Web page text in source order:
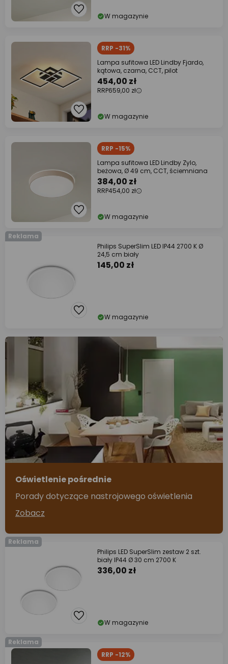
W magazynie
RRP -31%
Lampa sufitowa LED Lindby Fjardo,
kątowa, czarna, CCT, pilot
454,00 zł
RRP659,00 zł
W magazynie
RRP -15%
Lampa sufitowa LED Lindby Zylo,
beżowa, Ø 49 cm, CCT, ściemniana
384,00 zł
RRP454,00 zł
W magazynie
Reklama
Philips SuperSlim LED IP44 2700 K Ø
24,5 cm biały
145,00 zł
W magazynie
Oświetlenie pośrednie
Porady dotyczące nastrojowego oświetlenia
Zobacz
Reklama
Philips LED SuperSlim zestaw 2 szt.
biały IP44 Ø 30 cm 2700 K
336,00 zł
W magazynie
Reklama
RRP -12%